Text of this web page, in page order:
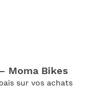
Moma Bikes
sur vos achats